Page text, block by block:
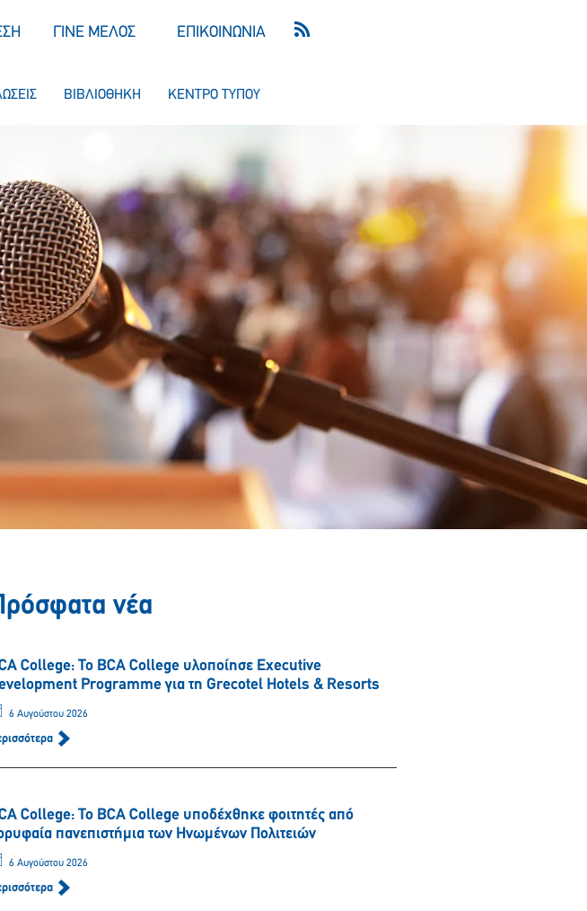
ΓΙΝΕ ΜΕΛΟΣ ΕΠΙΚΟΙΝΩΝΙΑ
ΒΙΒΛΙΟΘΗΚΗ ΚΕΝΤΡΟ ΤΥΠΟΥ
νέα
College: Το BCA College υλοποίησε Executive
Programme για τη Grecotel Hotels & Resorts
6 Αυγούστου 2026
College: Το BCA College υποδέχθηκε φοιτητές από
πανεπιστήμια των Ηνωμένων Πολιτειών
6 Αυγούστου 2026